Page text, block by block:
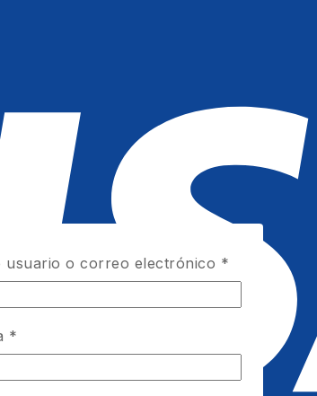
usuario o correo electrónico *
*